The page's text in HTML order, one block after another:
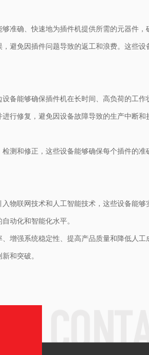
准确、快速地为插件机提供所需的元器件
避免因插件问题导致的返工和浪费。这些
备能够确保插件机在长时间、高负荷的工
行修复，避免因设备故障导致的生产中断和
测和修正，这些设备能够确保每个插件的
物联网技术和人工智能技术，这些设备能
动化和智能化水平。
增强系统稳定性、提高产品质量和降低人
和突破。